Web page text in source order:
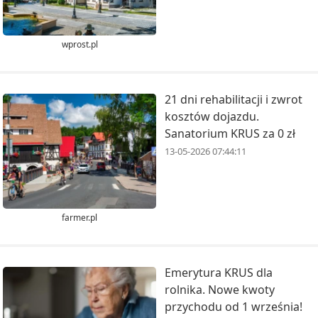
wprost.pl
farmer.pl
21 dni rehabilitacji i zwrot
kosztów dojazdu.
Sanatorium KRUS za 0 zł
13-05-2026 07:44:11
Emerytura KRUS dla
rolnika. Nowe kwoty
przychodu od 1 września!